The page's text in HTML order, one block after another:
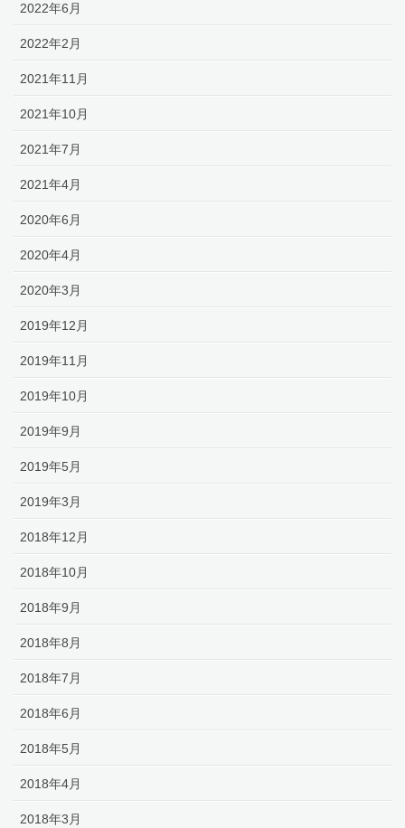
2022年6月
2022年2月
2021年11月
2021年10月
2021年7月
2021年4月
2020年6月
2020年4月
2020年3月
2019年12月
2019年11月
2019年10月
2019年9月
2019年5月
2019年3月
2018年12月
2018年10月
2018年9月
2018年8月
2018年7月
2018年6月
2018年5月
2018年4月
2018年3月